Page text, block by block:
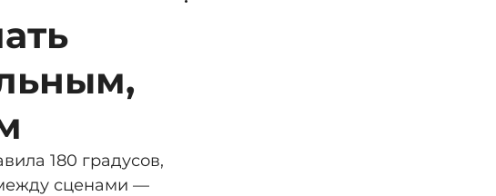
180 градусов,
сценами —